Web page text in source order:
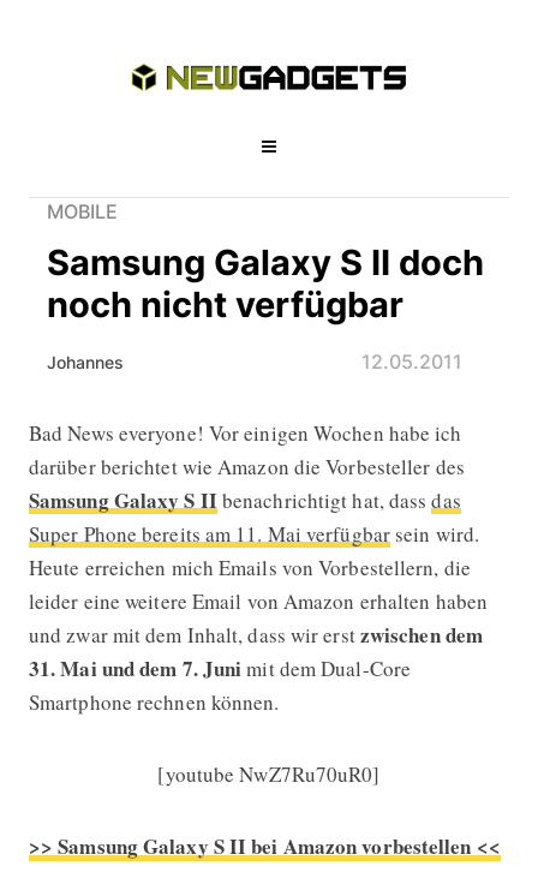
MOBILE
Samsung Galaxy S II doch
noch nicht verfügbar
Johannes 12.05.2011
Samsung Galaxy S II doch noch
Bad News everyone! Vor einigen Wochen habe ich
darüber berichtet wie Amazon die Vorbesteller des
Samsung Galaxy S IIbenachrichtigt hat, dassdas
Super Phone bereits am 11. Mai verfügbarsein wird.
Heute erreichen mich Emails von Vorbestellern, die
leider eine weitere Email von Amazon erhalten haben
und zwar mit dem Inhalt, dass wir erstzwischen dem
31. Mai und dem 7. Junimit dem Dual-Core
Smartphone rechnen können.
[youtube NwZ7Ru70uR0]
>> Samsung Galaxy S II bei Amazon vorbestellen <<